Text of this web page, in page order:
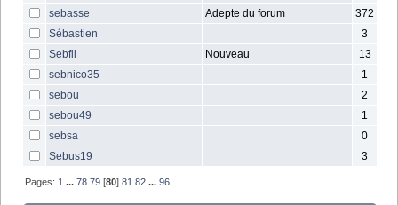
sebasse
Adepte du forum
372
Sébastien
3
Sebfil
Nouveau
13
sebnico35
1
sebou
2
sebou49
1
sebsa
0
Sebus19
3
Pages: 1 ...78 79 [80]81 82 ...96